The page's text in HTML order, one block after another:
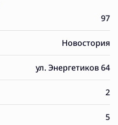
97
Новостория
ул. Энергетиков 64
2
5